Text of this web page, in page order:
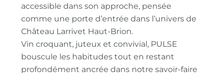
accessible dans son approche, pensée
comme une porte d’entrée dans l’univers de
Château Larrivet Haut-Brion.
Vin croquant, juteux et convivial, PULSE
bouscule les habitudes tout en restant
profondément ancrée dans notre savoir-faire